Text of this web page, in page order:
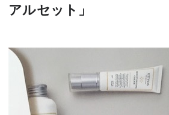
アルセット」